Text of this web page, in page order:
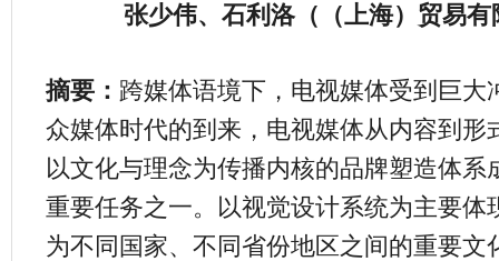
张少伟、石利洛（（上海）贸易
摘要： 跨媒体语境下，电视媒体受到巨
众媒体时代的到来，电视媒体从内容到形
以文化与理念为传播内核的品牌塑造体
重要任务之一。以视觉设计系统为主要体
为不同国家、不同省份地区之间的重要文